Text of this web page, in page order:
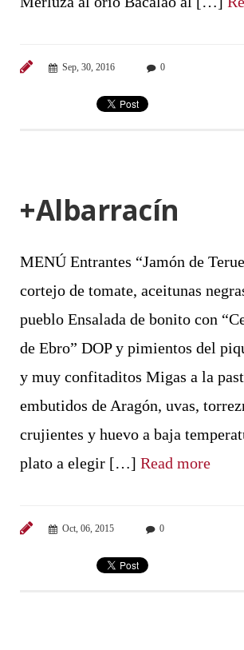
Sep, 30, 2016 0
+Albarracín
MENÚ Entrantes “Jamón de
cortejo de tomate, aceitunas
pueblo Ensalada de bonito con
de Ebro” DOP y pimientos del
y muy confitaditos Migas a la
embutidos de Aragón, uvas,
crujientes y huevo a baja
plato a elegir […] Read more
Oct, 06, 2015 0